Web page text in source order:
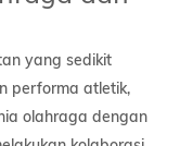
yang sedikit
performa atletik,
olahraga dengan